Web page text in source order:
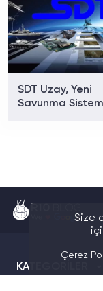
SDT Uzay, Yeni
Savunma
KATEGORİLER
Size
Çerez